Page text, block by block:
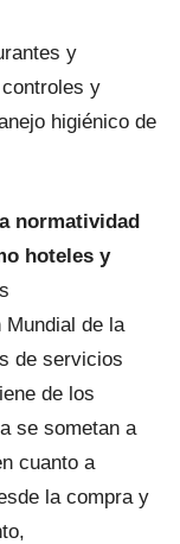
y
y
higiénico de
normatividad
hoteles y
Mundial de la
de servicios
de los
se sometan a
cuanto a
la compra y